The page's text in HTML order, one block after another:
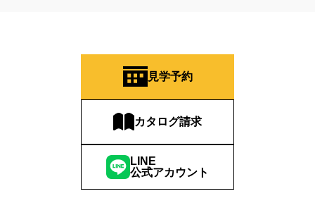
見学予約
カタログ請求
LINE
公式アカウント